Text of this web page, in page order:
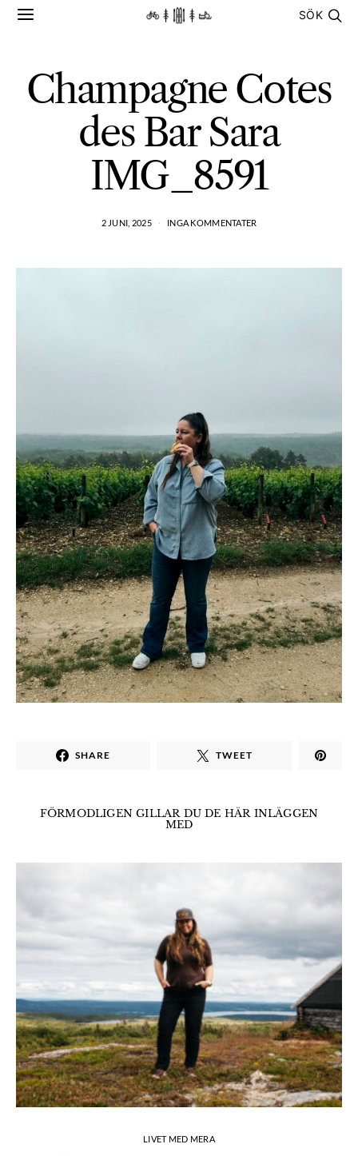
SÖK
Champagne Cotes
des Bar Sara
IMG_8591
2 JUNI, 2025 INGA KOMMENTATER
SHARE TWEET
FÖRMODLIGEN GILLAR DU DE HÄR INLÄGGEN
MED
LIVET MED MERA